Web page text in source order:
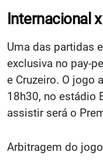
Internacional
Uma das partidas
exclusiva no pay-
e Cruzeiro. O jogo
18h30, no estádio
assistir será o
Arbitragem do